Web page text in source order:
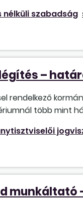
nélküli szabadság
–
rendelkező
több mint
munkáltató